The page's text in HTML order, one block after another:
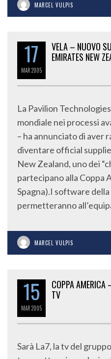
MARCEL VULPIS
17
MAR2005
VELA – NUOVO
EMIRATES NEW
La Pavilion
mondiale nei processi
– ha annunciato di aver
diventare official
New Zealand, uno dei
partecipano alla Coppa
Spagna).I software
permetteranno
MARCEL VULPIS
15
MAR2005
COPPA
TV
Sarà La7, la tv del